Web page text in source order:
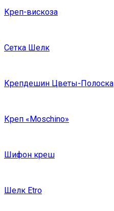
Креп-вискоза
Сетка Шелк
Крепдешин Цветы-Полоска
Креп «Moschino»
Шифон креш
Шелк Etro